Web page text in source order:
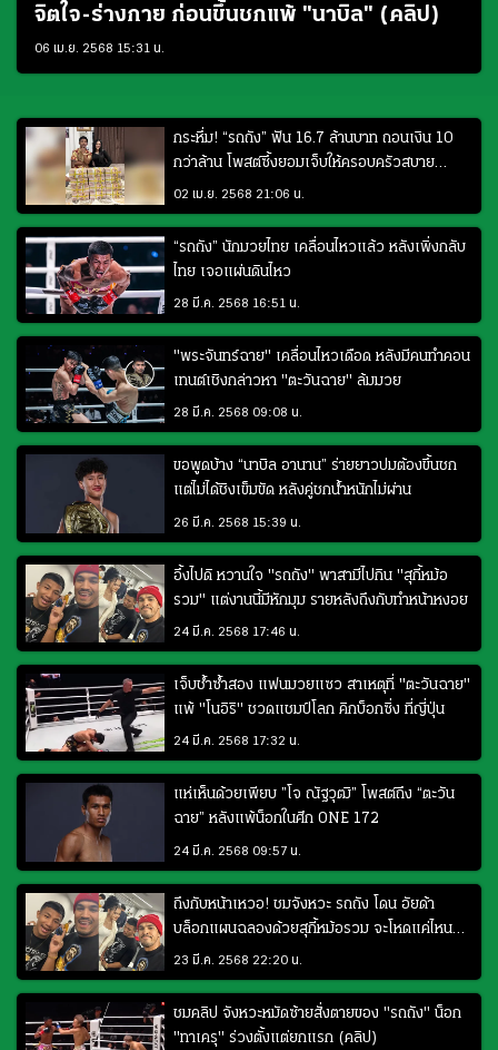
จิตใจ-ร่างกาย ก่อนขึ้นชกแพ้ "นาบิล" (คลิป)
06 เม.ย. 2568 15:31 น.
กระหึ่ม! “รถถัง” ฟัน 16.7 ล้านบาท ถอนเงิน 10
กว่าล้าน โพสต์ซึ้งยอมเจ็บให้ครอบครัวสบาย
(คลิป)
02 เม.ย. 2568 21:06 น.
“รถถัง” นักมวยไทย เคลื่อนไหวแล้ว หลังเพิ่งกลับ
ไทย เจอแผ่นดินไหว
28 มี.ค. 2568 16:51 น.
"พระจันทร์ฉาย" เคลื่อนไหวเดือด หลังมีคนทำคอน
เทนต์เชิงกล่าวหา "ตะวันฉาย" ล้มมวย
28 มี.ค. 2568 09:08 น.
ขอพูดบ้าง “นาบิล อานาน” ร่ายยาวปมต้องขึ้นชก
แต่ไม่ได้ชิงเข็มขัด หลังคู่ชกน้ำหนักไม่ผ่าน
26 มี.ค. 2568 15:39 น.
อึ้งไปดิ หวานใจ "รถถัง" พาสามีไปกิน "สุกี้หม้อ
รวม" แต่งานนี้มีหักมุม รายหลังถึงกับทำหน้าหงอย
24 มี.ค. 2568 17:46 น.
เจ็บช้ำซ้ำสอง แฟนมวยแซว สาเหตุที่ "ตะวันฉาย"
แพ้ "โนอิริ" ชวดแชมป์โลก คิกบ็อกซิ่ง ที่ญี่ปุ่น
24 มี.ค. 2568 17:32 น.
แห่เห็นด้วยเพียบ ”โจ ณัฐวุฒิ” โพสต์ถึง “ตะวัน
ฉาย” หลังแพ้น็อกในศึก ONE 172
24 มี.ค. 2568 09:57 น.
ถึงกับหน้าเหวอ! ชมจังหวะ รถถัง โดน อัยด้า
บล็อกแผนฉลองด้วยสุกี้หม้อรวม จะโหดแค่ไหนก็
แพ้เมีย (คลิป)
23 มี.ค. 2568 22:20 น.
ชมคลิป จังหวะหมัดซ้ายสั่งตายของ "รถถัง" น็อก
"ทาเครุ" ร่วงตั้งแต่ยกแรก (คลิป)